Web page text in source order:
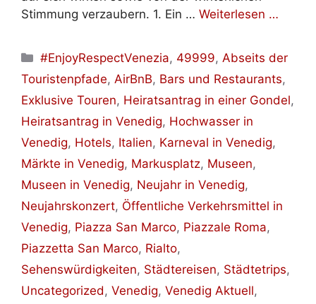
Stimmung verzaubern. 1. Ein … Weiterlesen …
Kategorien
#EnjoyRespectVenezia, 49999,Abseits der
Touristenpfade, AirBnB, Bars und Restaurants,
Exklusive Touren, Heiratsantrag in einer Gondel,
Heiratsantrag in Venedig, Hochwasser in
Venedig, Hotels, Italien, Karneval in Venedig,
Märkte in Venedig, Markusplatz, Museen,
Museen in Venedig, Neujahr in Venedig,
Neujahrskonzert, Öffentliche Verkehrsmittel in
Venedig, Piazza San Marco, Piazzale Roma,
Piazzetta San Marco, Rialto,
Sehenswürdigkeiten, Städtereisen, Städtetrips,
Uncategorized, Venedig, Venedig Aktuell,